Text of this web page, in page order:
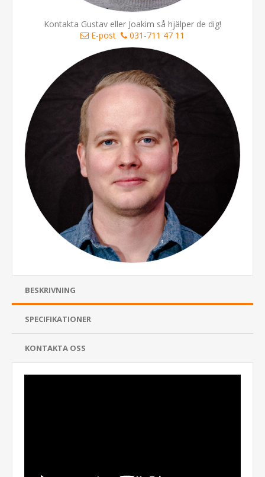
Kontakta Gustav eller Joakim så hjälper de dig!
E-post
031-711 47 11
BESKRIVNING
SPECIFIKATIONER
KONTAKTA OSS